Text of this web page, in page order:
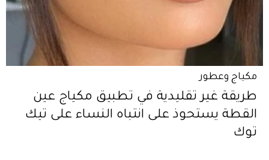
مكياج وعطور
طريقة غير تقليدية في تطبيق مكياج عين
القطة يستحوذ على انتباه النساء على تيك
توك